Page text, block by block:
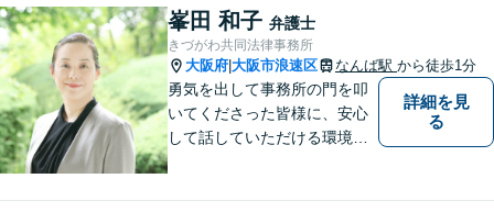
ただいた方々が安心して落ち
着いてお話することができる
よう、完全個室をご準備して
おります。どうぞお気軽にご
相談ください。
峯田 和子 弁護士
きづがわ共同法律事務所
大阪府 大阪市浪速区 なんば駅 から徒歩1分
勇気を出して事務所の門を叩
いてくださった皆様に、安心
して話していただける環境を
詳細を見
る